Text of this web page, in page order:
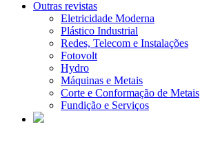
Outras revistas
Eletricidade Moderna
Plástico Industrial
Redes, Telecom e Instalações
Fotovolt
Hydro
Máquinas e Metais
Corte e Conformação de Metais
Fundição e Serviços